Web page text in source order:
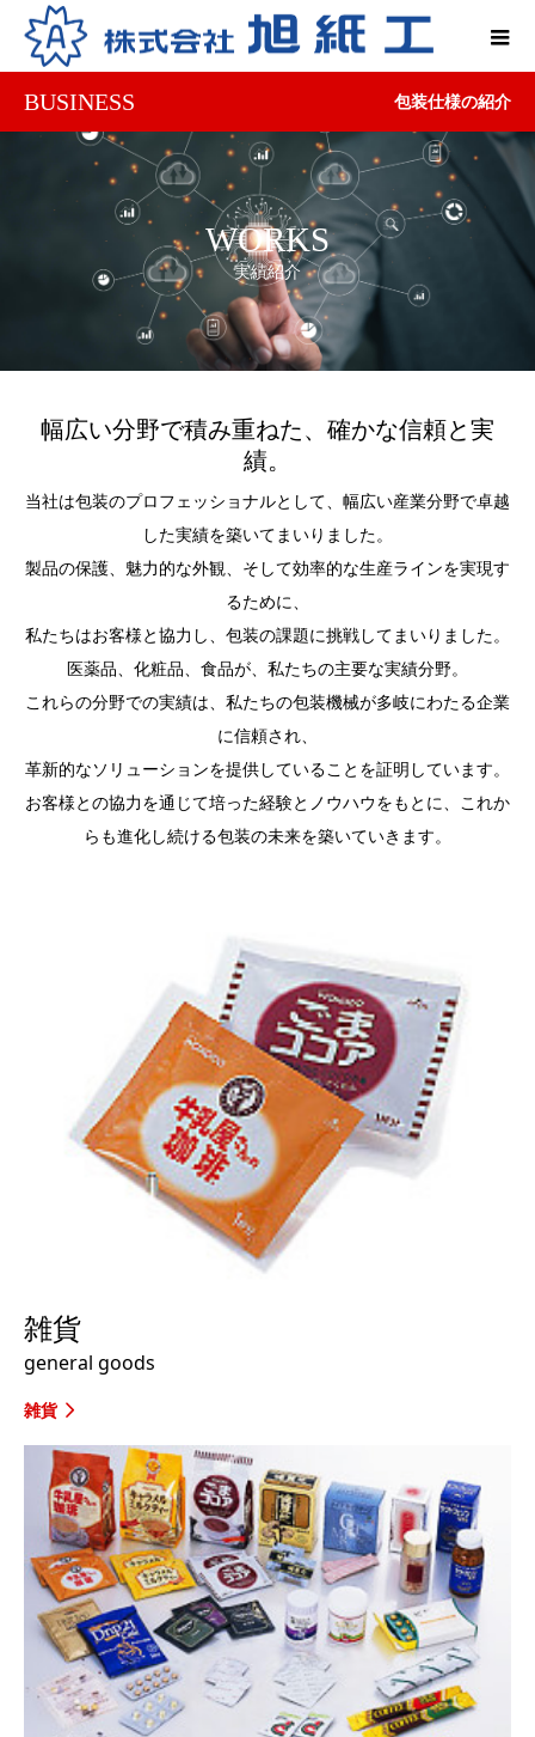
BUSINESS 包装仕様の紹介
WORKS
実績紹介
幅広い分野で積み重ねた、確かな信頼と実
績。
当社は包装のプロフェッショナルとして、幅広い産業分野で卓越
した実績を築いてまいりました。
製品の保護、魅力的な外観、そして効率的な生産ラインを実現す
るために、
私たちはお客様と協力し、包装の課題に挑戦してまいりました。
医薬品、化粧品、食品が、私たちの主要な実績分野。
これらの分野での実績は、私たちの包装機械が多岐にわたる企業
に信頼され、
革新的なソリューションを提供していることを証明しています。
お客様との協力を通じて培った経験とノウハウをもとに、これか
らも進化し続ける包装の未来を築いていきます。
雑貨
general goods
雑貨